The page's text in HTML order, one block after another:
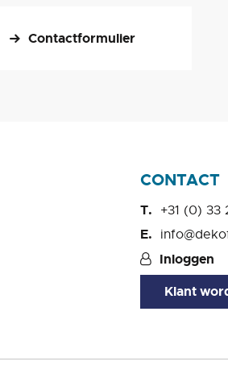
Contactformulier
CONTACT
+31 (0) 33
Inloggen
Klant